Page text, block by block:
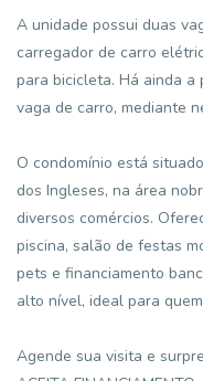
A unidade possui duas
carregador de carro
para bicicleta. Há ainda a
vaga de carro, mediante
O condomínio está
dos Ingleses, na área
diversos comércios.
piscina, salão de festas
pets e financiamento
alto nível, ideal para
Agende sua visita e